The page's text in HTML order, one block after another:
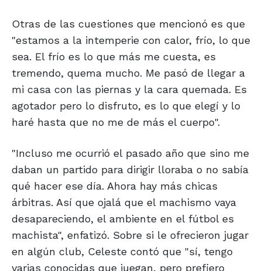
Otras de las cuestiones que mencionó es que
"estamos a la intemperie con calor, frío, lo que
sea. El frío es lo que más me cuesta, es
tremendo, quema mucho. Me pasó de llegar a
mi casa con las piernas y la cara quemada. Es
agotador pero lo disfruto, es lo que elegí y lo
haré hasta que no me de más el cuerpo".
"Incluso me ocurrió el pasado año que sino me
daban un partido para dirigir lloraba o no sabía
qué hacer ese día. Ahora hay más chicas
árbitras. Así que ojalá que el machismo vaya
desapareciendo, el ambiente en el fútbol es
machista", enfatizó. Sobre si le ofrecieron jugar
en algún club, Celeste contó que "sí, tengo
varias conocidas que juegan, pero prefiero